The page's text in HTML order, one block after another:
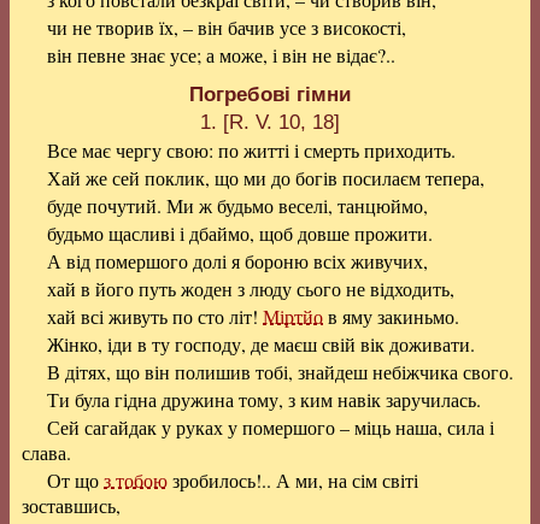
чи не творив їх, – він бачив усе з високості,
він певне знає усе; а може, і він не відає?..
Погребові гімни
1. [R. V. 10, 18]
Все має чергу свою: по житті і смерть приходить.
Хай же сей поклик, що ми до богів посилаєм тепера,
буде почутий. Ми ж будьмо веселі, танцюймо,
будьмо щасливі і дбаймо, щоб довше прожити.
А від помершого долі я бороню всіх живучих,
хай в його путь жоден з люду сього не відходить,
хай всі живуть по сто літ! Міртйов яму закиньмо.
Жінко, іди в ту господу, де маєш свій вік доживати.
В дітях, що він полишив тобі, знайдеш небіжчика свого.
Ти була гідна дружина тому, з ким навік заручилась.
Сей сагайдак у руках у помершого – міць наша, сила і
слава.
От щоз тобоюзробилось!.. А ми, на сім світі
зоставшись,